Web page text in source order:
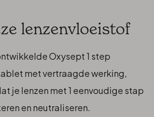
lenzenvloeistof
Oxysept 1 step
met vertraagde werking,
je lenzen met 1 eenvoudige stap
en neutraliseren.